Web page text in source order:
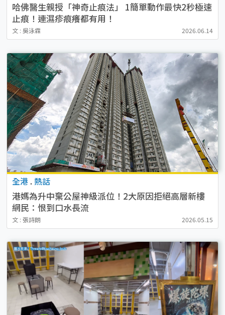
哈佛醫生親授「神奇止痕法」 1簡單動作最快2秒極速
止痕！連濕疹痕癢都有用！
文 : 吳泳霖 2026.06.14
全港 . 熱話
港媽為升中棄公屋神級派位！2大原因拒絕高層新樓
網民：恨到口水長流
文 : 張詩朗 2026.05.15